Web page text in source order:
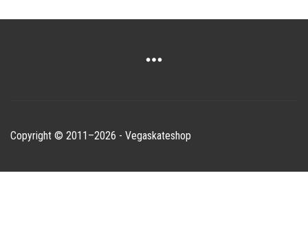
Copyright © 2011–2026 - Vegaskateshop